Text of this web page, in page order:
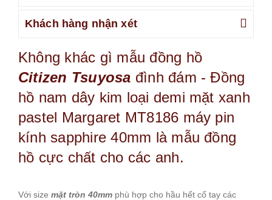
Khách hàng nhận xét
Không khác gì mẫu đồng hồ
Citizen Tsuyosa đình đám - Đồng
hồ nam dây kim loại demi mặt xanh
pastel Margaret MT8186 máy pin
kính sapphire 40mm là mẫu đồng
hồ cực chất cho các anh.
Với size mặt tròn 40mm phù hợp cho hầu hết cổ tay các